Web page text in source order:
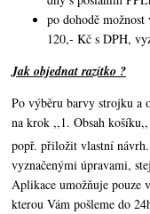
po dohodě
120,- Kč s DPH,
Jak objednat razítko ?
Po výběru barvy strojku a
na krok ,,1. Obsah košíku,,
popř. přiložit vlastní
vyznačenými úpravami,
Aplikace umožňuje pouze
kterou Vám pošleme do